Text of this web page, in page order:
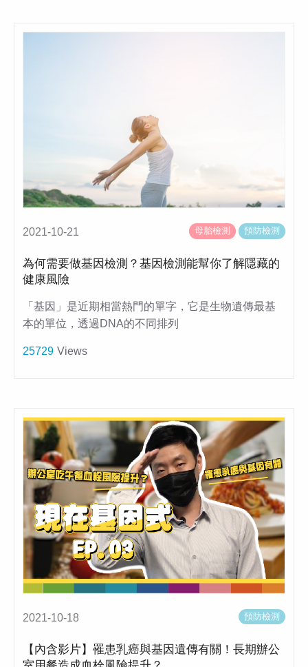
2021-10-21 母胎檢測 預防檢測
為何需要做基因檢測？基因檢測能幫你了解隱藏的
健康風險
「基因」是近期相當熱門的單字，它是生物遺傳最基
本的單位，透過DNA的不同排列
25729 Views
2021-10-18 預防檢測
【內含影片】罹患乳癌與基因遺傳有關！長期辦公